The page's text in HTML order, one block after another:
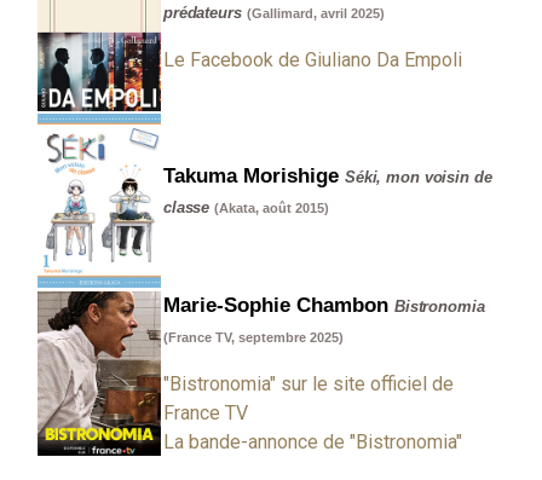
prédateurs (Gallimard, avril 2025)
Le Facebook de Giuliano Da Empoli
Takuma Morishige Séki, mon voisin de
classe(Akata, août 2015)
Marie-Sophie Chambon Bistronomia
(France TV, septembre 2025)
"Bistronomia" sur le site officiel de
France TV
La bande-annonce de "Bistronomia"